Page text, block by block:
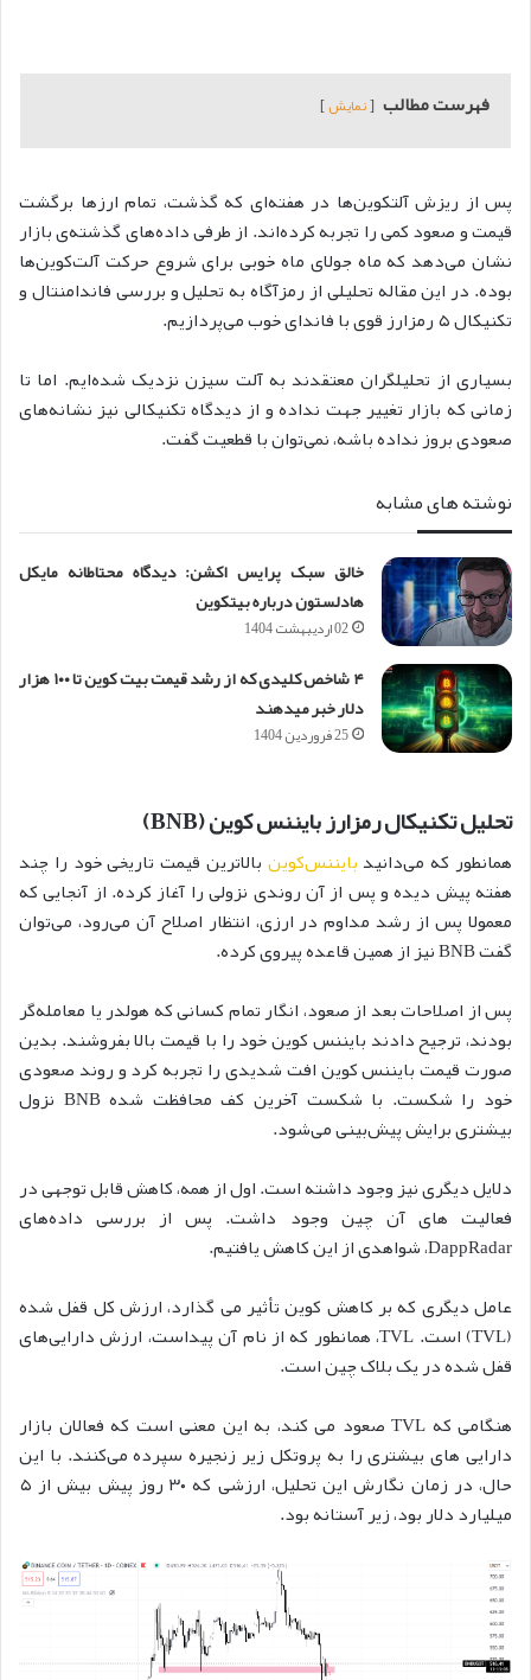
فهرست مطالب نمایش
پس از ریزش آلتکوین‌ها در هفته‌ای که گذشت، تمام ارزها برگشت
قیمت و صعود کمی را تجربه کرده‌اند. از طرفی داده‌های گذشته‌ی بازار
نشان می‌دهد که ماه جولای ماه خوبی برای شروع حرکت آلت‌کوین‌ها
بوده. در این مقاله تحلیلی از رمزآگاه به تحلیل و بررسی فاندامنتال و
تکنیکال ۵ رمزارز قوی با فاندای خوب می‌پردازیم.
بسیاری از تحلیلگران معتقدند به آلت‌ سیزن نزدیک شده‌ایم. اما تا
زمانی که بازار تغییر جهت نداده و از دیدگاه تکنیکالی نیز نشانه‌های
صعودی بروز نداده باشه، نمی‌توان با قطعیت گفت.
نوشته های مشابه
خالق سبک پرایس اکشن: دیدگاه محتاطانه مایکل
هادلستون درباره بیتکوین
02 اردیبهشت 1404
۴ شاخص کلیدی که از رشد قیمت بیت کوین تا ۱۰۰ هزار
دلار خبر می‎دهند
25 فروردین 1404
تحلیل تکنیکال رمزارز بایننس کوین (BNB)
همانطور که می‌دانیدبایننس‌کوین بالاترین قیمت تاریخی خود را چند
هفته پیش دیده و پس از آن روندی نزولی را آغاز کرده. از آنجایی که
معمولا پس از رشد مداوم در ارزی، انتظار اصلاح آن می‌رود، می‌توان
گفت BNB نیز از همین قاعده پیروی کرده.
پس از اصلاحات بعد از صعود، انگار تمام کسانی که هولدر یا معامله‌گر
بودند، ترجیح دادند بایننس کوین خود را با قیمت بالا بفروشند. بدین
صورت قیمت بایننس کوین افت شدیدی را تجربه کرد و روند صعودی
خود را شکست. با شکست آخرین کف محافظت شده BNB نزول
بیشتری برایش پیش‌بینی می‌شود.
دلایل دیگری نیز وجود داشته است. اول از همه، کاهش قابل توجهی در
فعالیت های آن چین وجود داشت. پس از بررسی داده‌های
DappRadar، شواهدی از این کاهش یافتیم.
عامل دیگری که بر کاهش کوین تأثیر می گذارد، ارزش کل قفل شده
(TVL) است. TVL، همانطور که از نام آن پیداست، ارزش دارایی‌های
قفل شده در یک بلاک چین است.
هنگامی که TVL صعود می کند، به این معنی است که فعالان بازار
دارایی های بیشتری را به پروتکل زیر زنجیره سپرده می‌کنند. با این
حال، در زمان نگارش این تحلیل، ارزشی که ۳۰ روز پیش بیش از ۵
میلیارد دلار بود، زیر آستانه بود.